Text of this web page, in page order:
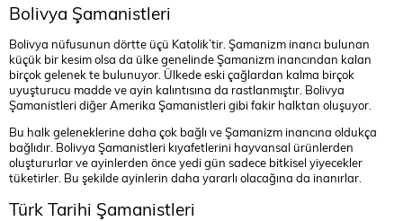
Bolivya Şamanistleri
Bolivya nüfusunun dörtte üçü Katolik’tir. Şamanizm inancı bulunan
küçük bir kesim olsa da ülke genelinde Şamanizm inancından kalan
birçok gelenek te bulunuyor. Ülkede eski çağlardan kalma birçok
uyuşturucu madde ve ayin kalıntısına da rastlanmıştır. Bolivya
Şamanistleri diğer Amerika Şamanistleri gibi fakir halktan oluşuyor.
Bu halk geleneklerine daha çok bağlı ve Şamanizm inancına oldukça
bağlıdır. Bolivya Şamanistleri kıyafetlerini hayvansal ürünlerden
oluştururlar ve ayinlerden önce yedi gün sadece bitkisel yiyecekler
tüketirler. Bu şekilde ayinlerin daha yararlı olacağına da inanırlar.
Türk Tarihi Şamanistleri